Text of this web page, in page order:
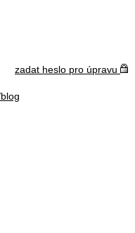
zadat heslo pro úpravu